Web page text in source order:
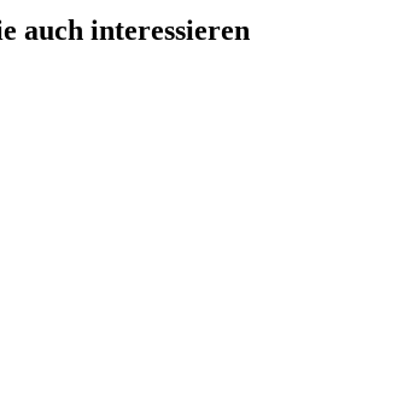
auch interessieren